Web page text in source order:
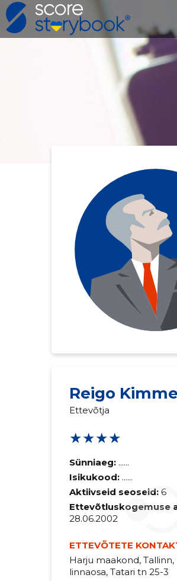
Reigo
Ettevõtja
★★★★
Sünniaeg: ......
Isikukood: ......
Aktiivseid seoseid: 6
Ettevõtluskogemuse
28.06.2002
ETTEVÕTETE
Harju maakond, Tallinn,
linnaosa, Tatari tn 25-3